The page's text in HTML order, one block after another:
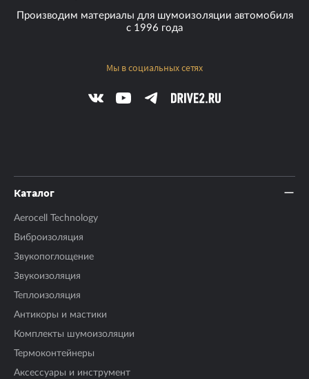
Каталог
Aerocell Technology
Виброизоляция
Звукопоглощение
Звукоизоляция
Теплоизоляция
Антикоры и мастики
Комплекты шумоизоляции
Термоконтейнеры
Аксесcуары и инструмент
Производим материалы для шумоизоляции автомобиля
с 1996 года
Мы в социальных сетях